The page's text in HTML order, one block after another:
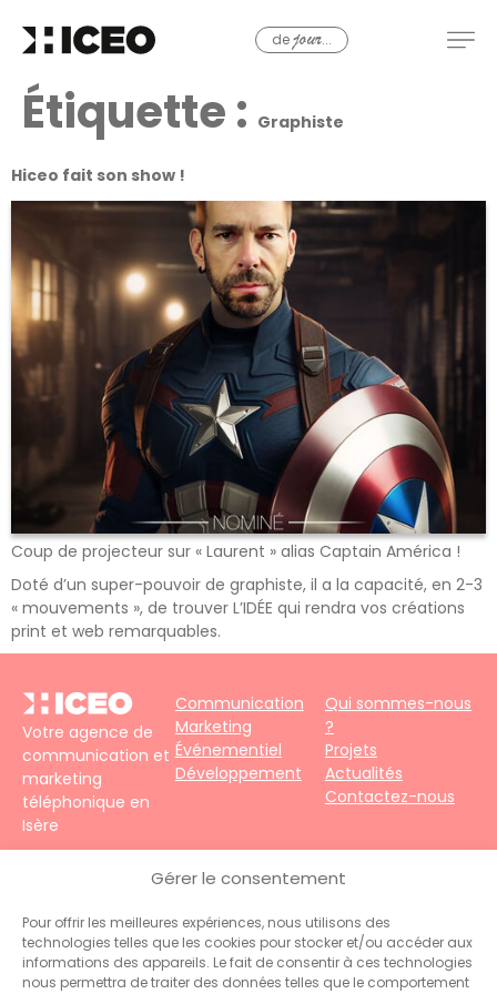
Gérer le consentement
Pour offrir les meilleures expériences, nous utilisons des
technologies telles que les cookies pour stocker et/ou accéder aux
informations des appareils. Le fait de consentir à ces technologies
nous permettra de traiter des données telles que le comportement
dejour...
Étiquette : Graphiste
Hiceo fait son show !
Coup de projecteur sur « Laurent » alias Captain América !
Doté d’un super-pouvoir de graphiste, il a la capacité, en 2-3
« mouvements », de trouver L’IDÉE qui rendra vos créations
print et web remarquables.
Votre agence de
communication et
marketing
téléphonique en
Isère
Faubourg – 38690
Téléphone :+33
(0)4 76 31 06 10
Contact :
Communication
Marketing
Événementiel
Développement
Qui sommes-nous
?
Projets
Actualités
Contactez-nous